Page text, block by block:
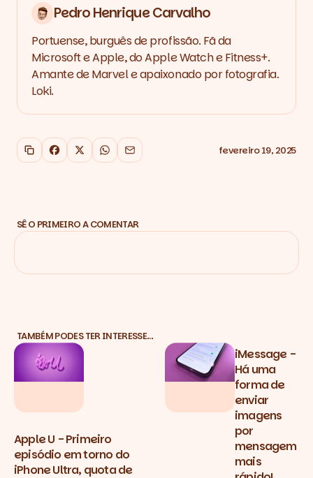
Pedro Henrique Carvalho
Portuense, burguês de profissão. Fã da
Microsoft e Apple, do Apple Watch e Fitness+.
Amante de Marvel e apaixonado por fotografia.
Loki.
Copiar link
Facebook
X WhatsApp
Email fevereiro 19, 2025
SÊ O PRIMEIRO A COMENTAR
TAMBÉM PODES TER INTERESSE…
Apple U - Primeiro
episódio em torno do
iPhone Ultra, quota de
iMessage -
Há uma
forma de
enviar
imagens
por
mensagem
mais